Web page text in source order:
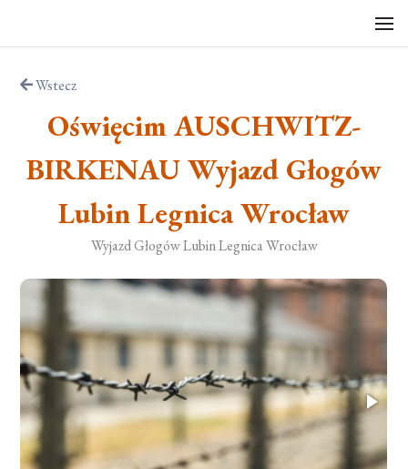
Wstecz
Oświęcim AUSCHWITZ-
BIRKENAU Wyjazd Głogów
Lubin Legnica Wrocław
Wyjazd Głogów Lubin Legnica Wrocław